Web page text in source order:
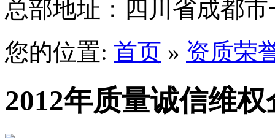
2
3
总部地址：四川省成都
您的位置: 首页 » 资质荣
2012年质量诚信维权